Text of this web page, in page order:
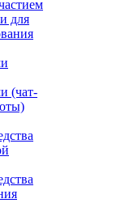
для
(чат-